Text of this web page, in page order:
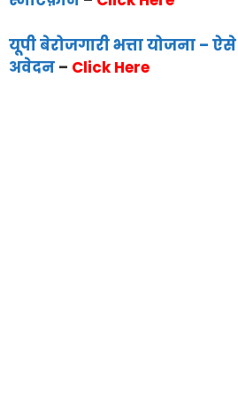
यूपी बेरोजगारी भत्ता योजना –
अवेदन – Click Here